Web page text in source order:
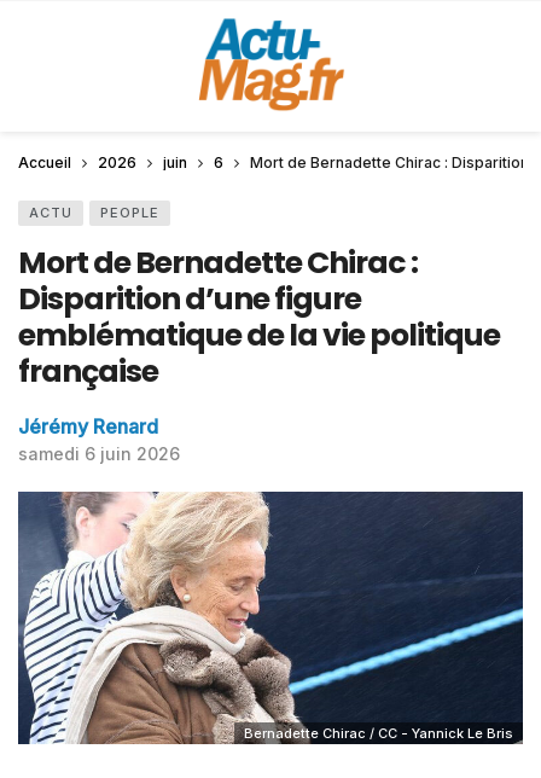
Accueil 2026 juin 6 Mort de Bernadette Chirac : Disparition
ACTU PEOPLE
Mort de Bernadette Chirac :
Disparition d’une figure
emblématique de la vie politique
française
Jérémy Renard
samedi 6 juin 2026
Bernadette Chirac / CC - Yannick Le Bris